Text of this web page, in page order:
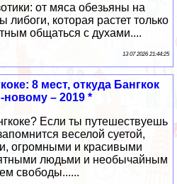
от мяса обезьяны на
либоги, которая растет только
общаться с духами....
13 07 2026 21:44:25
8 мест, откуда Бангкок
новому – 2019 *
Если ты путешествуешь
веселой суетой,
огромными и красивыми
людьми и необычайным
свободы......